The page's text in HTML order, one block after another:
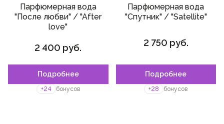
Парфюмерная вода
"После любви" / "After
love"
2 400 руб.
Подробнее
+24 бонусов
Парфюмерная вода
"Спутник" / "Satellite"
2 750 руб.
Подробнее
+28 бонусов
Пожалуйста,войдите
зарегистрируйтесь,
чтобы добавить товар в